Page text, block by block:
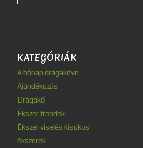
KATEGÓRIÁK
A hónap drágaköve
Ajándékozás
Drágakő
Ékszer trendek
Ékszer viselés kisokos
ékszerek